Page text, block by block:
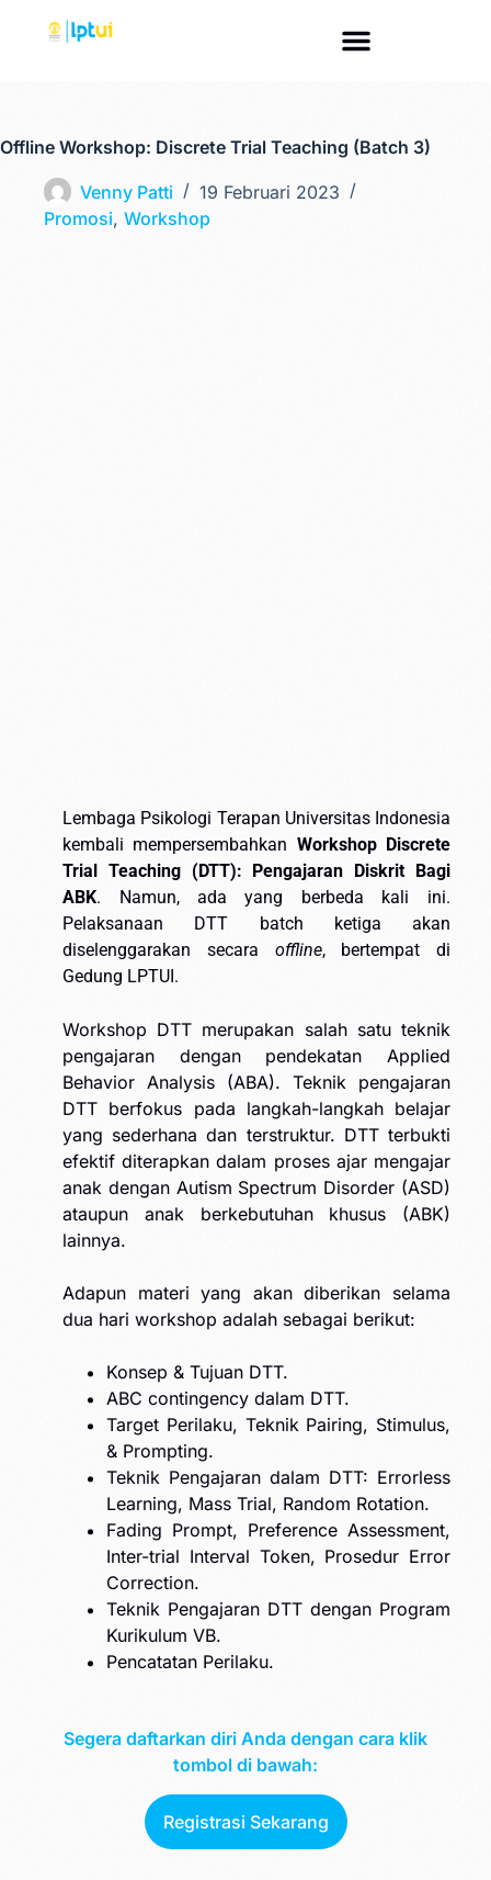
Offline Workshop: Discrete Trial Teaching (Batch 3)
Venny Patti
19 Februari 2023
Promosi, Workshop
Lembaga Psikologi Terapan Universitas Indonesia
kembali mempersembahkan Workshop Discrete
Trial Teaching (DTT): Pengajaran Diskrit Bagi
ABK. Namun, ada yang berbeda kali ini.
Pelaksanaan DTT batch ketiga akan
diselenggarakan secara offline, bertempat di
Gedung LPTUI.
Workshop DTT merupakan salah satu teknik
pengajaran dengan pendekatan Applied
Behavior Analysis (ABA). Teknik pengajaran
DTT berfokus pada langkah-langkah belajar
yang sederhana dan terstruktur. DTT terbukti
efektif diterapkan dalam proses ajar mengajar
anak dengan Autism Spectrum Disorder (ASD)
ataupun anak berkebutuhan khusus (ABK)
lainnya.
Adapun materi yang akan diberikan selama
dua hari workshop adalah sebagai berikut:
Konsep & Tujuan DTT.
ABC contingency dalam DTT.
Target Perilaku, Teknik Pairing, Stimulus,
& Prompting.
Teknik Pengajaran dalam DTT: Errorless
Learning, Mass Trial, Random Rotation.
Fading Prompt, Preference Assessment,
Inter-trial Interval Token, Prosedur Error
Correction.
Teknik Pengajaran DTT dengan Program
Kurikulum VB.
Pencatatan Perilaku.
Segera daftarkan diri Anda dengan cara klik
tombol di bawah:
Registrasi Sekarang